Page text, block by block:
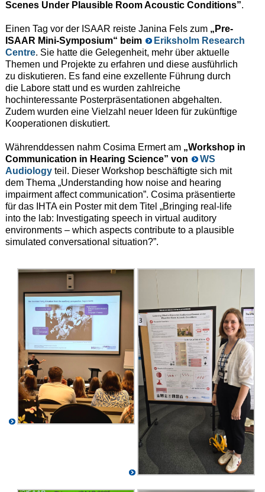
Scenes Under Plausible Room Acoustic Conditions”.
Einen Tag vor der ISAAR reiste Janina Fels zum „Pre-
ISAAR Mini-Symposium“ beim
Eriksholm Research
Centre. Sie hatte die Gelegenheit, mehr über aktuelle
Themen und Projekte zu erfahren und diese ausführlich
zu diskutieren. Es fand eine exzellente Führung durch
die Labore statt und es wurden zahlreiche
hochinteressante Posterpräsentationen abgehalten.
Zudem wurden eine Vielzahl neuer Ideen für zukünftige
Kooperationen diskutiert.
Währenddessen nahm Cosima Ermert am „Workshop in
Communication in Hearing Science” von
WS
Audiologyteil. Dieser Workshop beschäftigte sich mit
dem Thema „Understanding how noise and hearing
impairment affect communication”. Cosima präsentierte
für das IHTA ein Poster mit dem Titel „Bringing real-life
into the lab: Investigating speech in virtual auditory
environments – which aspects contribute to a plausible
simulated conversational situation?”.